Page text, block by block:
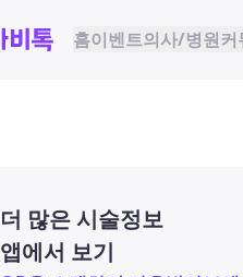
홈이벤트의사/병원커
더 많은 시술정보
앱에서 보기